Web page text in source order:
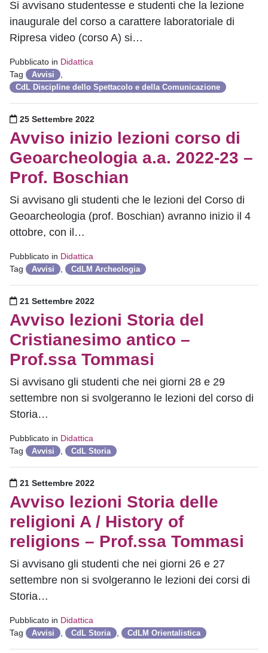
Si avvisano studentesse e studenti che la lezione
inaugurale del corso a carattere laboratoriale di
Ripresa video (corso A) si…
Pubblicato in Didattica
Tag
Avvisi
CdL Discipline dello Spettacolo e della Comunicazione
Pubblicato il
25 Settembre 2022
Avviso inizio lezioni corso di
Geoarcheologia a.a. 2022-23 –
Prof. Boschian
Si avvisano gli studenti che le lezioni del Corso di
Geoarcheologia (prof. Boschian) avranno inizio il 4
ottobre, con il…
Pubblicato in Didattica
Tag
Avvisi CdLM Archeologia
Pubblicato il
21 Settembre 2022
Avviso lezioni Storia del
Cristianesimo antico –
Prof.ssa Tommasi
Si avvisano gli studenti che nei giorni 28 e 29
settembre non si svolgeranno le lezioni del corso di
Storia…
Pubblicato in Didattica
Tag
Avvisi CdL Storia
Pubblicato il
21 Settembre 2022
Avviso lezioni Storia delle
religioni A / History of
religions – Prof.ssa Tommasi
Si avvisano gli studenti che nei giorni 26 e 27
settembre non si svolgeranno le lezioni dei corsi di
Storia…
Pubblicato in Didattica
Tag
Avvisi CdL Storia CdLM Orientalistica